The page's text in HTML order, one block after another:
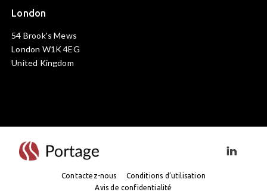
London
54 Brook's Mews
London W1K 4EG
United Kingdom
Contactez-nous
Conditions d’utilisation
Avis de confidentialité